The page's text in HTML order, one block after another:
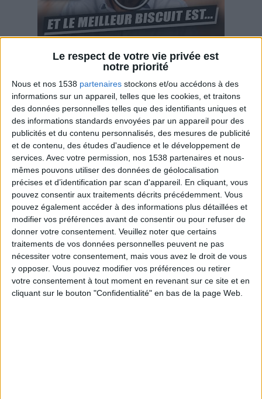
Le respect de votre vie privée est
notre priorité
Nous et nos 1538 partenaires stockons et/ou accédons à des
informations sur un appareil, telles que les cookies, et traitons
des données personnelles telles que des identifiants uniques et
des informations standards envoyées par un appareil pour des
publicités et du contenu personnalisés, des mesures de publicité
et de contenu, des études d'audience et le développement de
services. Avec votre permission, nos 1538 partenaires et nous-
mêmes pouvons utiliser des données de géolocalisation
précises et d’identification par scan d'appareil. En cliquant, vous
pouvez consentir aux traitements décrits précédemment. Vous
pouvez également accéder à des informations plus détaillées et
modifier vos préférences avant de consentir ou pour refuser de
donner votre consentement. Veuillez noter que certains
traitements de vos données personnelles peuvent ne pas
nécessiter votre consentement, mais vous avez le droit de vous
y opposer. Vous pouvez modifier vos préférences ou retirer
votre consentement à tout moment en revenant sur ce site et en
cliquant sur le bouton "Confidentialité" en bas de la page Web.
Savane, LU, Pepito, Harrys... Que valent vraiment
ces gâteaux ?
Webinaires en direct Voir tout
Peut-on remplacer la viande par des féculents ?
Consultation diététique du 05/08/2026